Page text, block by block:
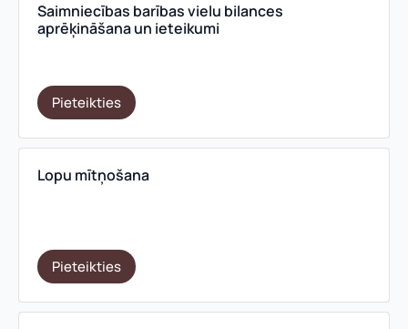
Saimniecības barības vielu bilances
aprēķināšana un ieteikumi
Pieteikties
Lopu mītņošana
Pieteikties